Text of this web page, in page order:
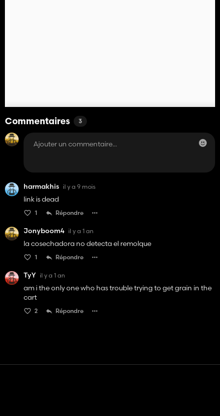
Commentaires 3
harmakhis il y a 9 mois
link is dead
1 Répondre
Jonyboom4 il y a 1 an
la cosechadora no detecta el remolque
1 Répondre
TyY il y a 1 an
am i the only one who has trouble trying to get grain in the
cart
2 Répondre